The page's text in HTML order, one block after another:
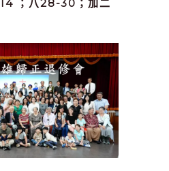
；八28-30；加二